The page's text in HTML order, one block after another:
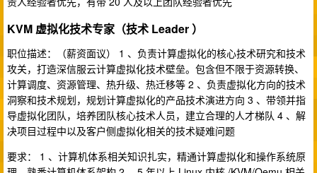
KVM 虚拟化技术专家（技术 Leader ）
职位描述：（薪资面议） 1 、负责计算虚拟化的核心技术研究和技术
攻关，打造深信服云计算虚拟化技术壁垒。包含但不限于资源转换、
计算调度、资源管理、热升级、热迁移等 2 、负责虚拟化方向的技术
洞察和技术规划，规划计算虚拟化的产品技术演进方向 3 、带领并指
导虚拟化团队，培养团队核心技术人员，建立合理的人才梯队 4 、解
决项目过程中以及客户侧虚拟化相关的技术疑难问题
要求： 1 、计算机体系相关知识扎实，精通计算虚拟化和操作系统原